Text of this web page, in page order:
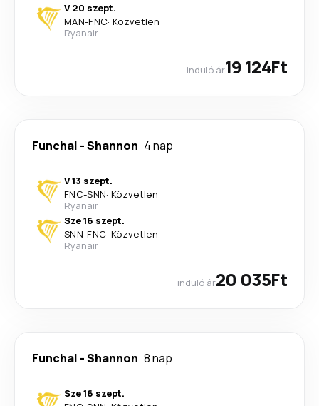
V 20 szept.
MAN-FNC· Közvetlen
Ryanair
induló ár19 124Ft
Funchal -Shannon 4 nap
V 13 szept.
FNC-SNN· Közvetlen
Ryanair
Sze 16 szept.
SNN-FNC· Közvetlen
Ryanair
induló ár20 035Ft
Funchal -Shannon 8 nap
Sze 16 szept.